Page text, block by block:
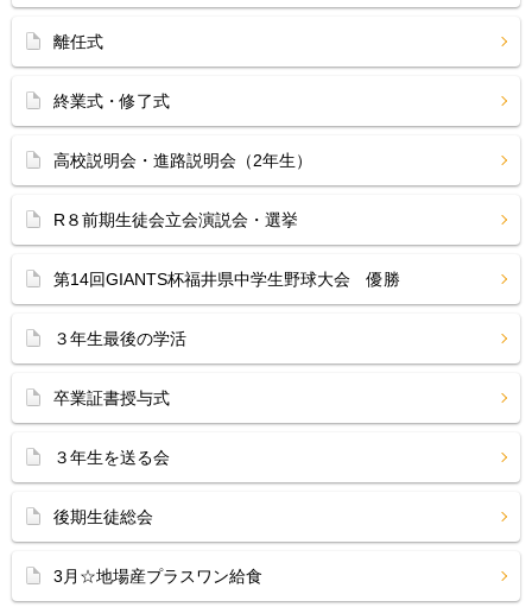
離任式
終業式・修了式
高校説明会・進路説明会（2年生）
R８前期生徒会立会演説会・選挙
第14回GIANTS杯福井県中学生野球大会 優勝
３年生最後の学活
卒業証書授与式
３年生を送る会
後期生徒総会
3月☆地場産プラスワン給食